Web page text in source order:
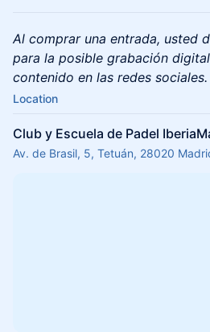
Al comprar una entrada, usted
para la posible grabación
contenido en las redes sociales.
Location
Club y Escuela de Padel
Av. de Brasil, 5, Tetuán, 28020